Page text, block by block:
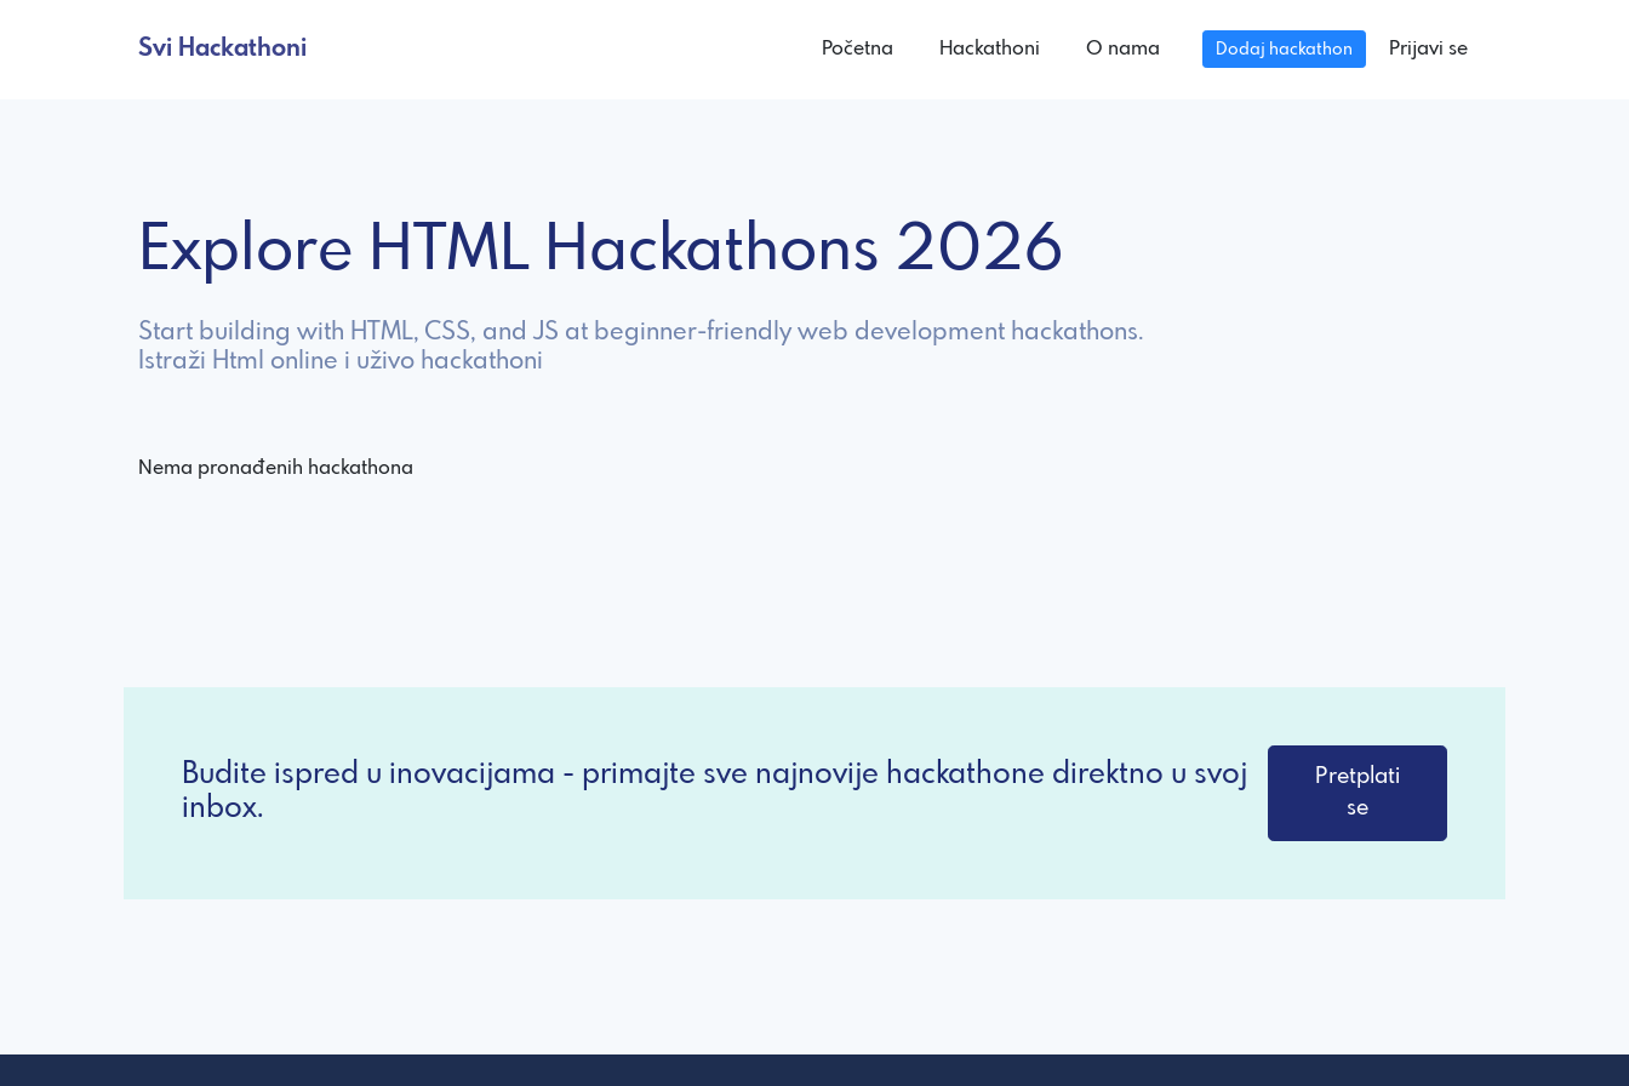
Svi Hackathoni Početna Hackathoni O nama Dodaj hackathon Prijavi se
Explore HTML Hackathons 2026
Start building with HTML, CSS, and JS at beginner-friendly web development hackathons.
Istraži Html online i uživo hackathoni
Nema pronađenih hackathona
Budite ispred u inovacijama - primajte sve najnovije hackathone direktno u svoj
inbox.
Pretplati
se